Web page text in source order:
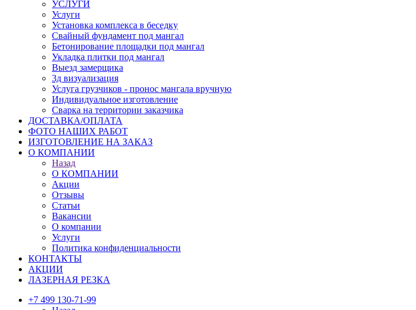
УСЛУГИ
Услуги
Установка комплекса в беседку
Свайный фундамент под мангал
Бетонирование площадки под мангал
Укладка плитки под мангал
Выезд замерщика
3д визуализация
Услуга грузчиков - пронос мангала вручную
Индивидуальное изготовление
Сварка на территории заказчика
ДОСТАВКА/ОПЛАТА
ФОТО НАШИХ РАБОТ
ИЗГОТОВЛЕНИЕ НА ЗАКАЗ
О КОМПАНИИ
Назад
О КОМПАНИИ
Акции
Отзывы
Статьи
Вакансии
О компании
Услуги
Политика конфиденциальности
КОНТАКТЫ
АКЦИИ
ЛАЗЕРНАЯ РЕЗКА
+7 499 130-71-99